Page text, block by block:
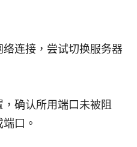
连接，尝试切换服务器
确认所用端口未被阻
口。